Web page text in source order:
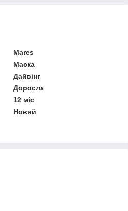
Mares
Маска
Дайвінг
Доросла
12 міс
Новий